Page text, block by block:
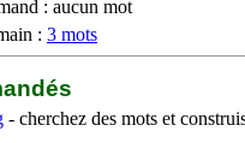
: aucun mot
: 3 mots
- cherchez des mots et